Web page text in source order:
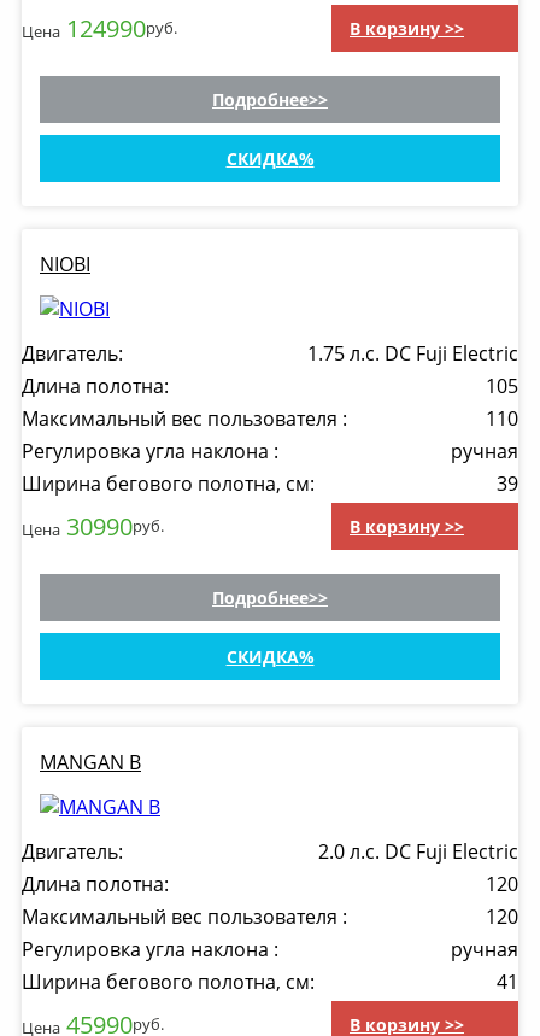
Цена 124990руб. В корзину >>
Подробнее
СКИДКА
NIOBI
Двигатель:
1.75 л.с. DC Fuji Electric
Длина полотна:
105
Максимальный вес пользователя :
110
Регулировка угла наклона :
ручная
Ширина бегового полотна, см:
39
Цена 30990руб. В корзину >>
Подробнее
СКИДКА
MANGAN B
Двигатель:
2.0 л.с. DC Fuji Electric
Длина полотна:
120
Максимальный вес пользователя :
120
Регулировка угла наклона :
ручная
Ширина бегового полотна, см:
41
Цена 45990руб. В корзину >>